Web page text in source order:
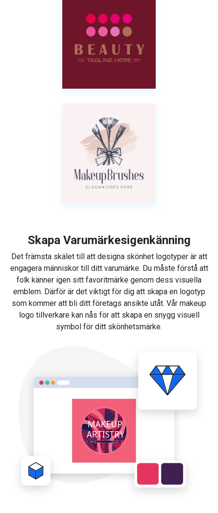
Skapa Varumärkesigenkänning
Det främsta skälet till att designa skönhet logotyper är att
engagera människor till ditt varumärke. Du måste förstå att
folk känner igen sitt favoritmärke genom dess visuella
emblem. Därför är det viktigt för dig att skapa en logotyp
som kommer att bli ditt företags ansikte utåt. Vår makeup
logo tillverkare kan nås för att skapa en snygg visuell
symbol för ditt skönhetsmärke.